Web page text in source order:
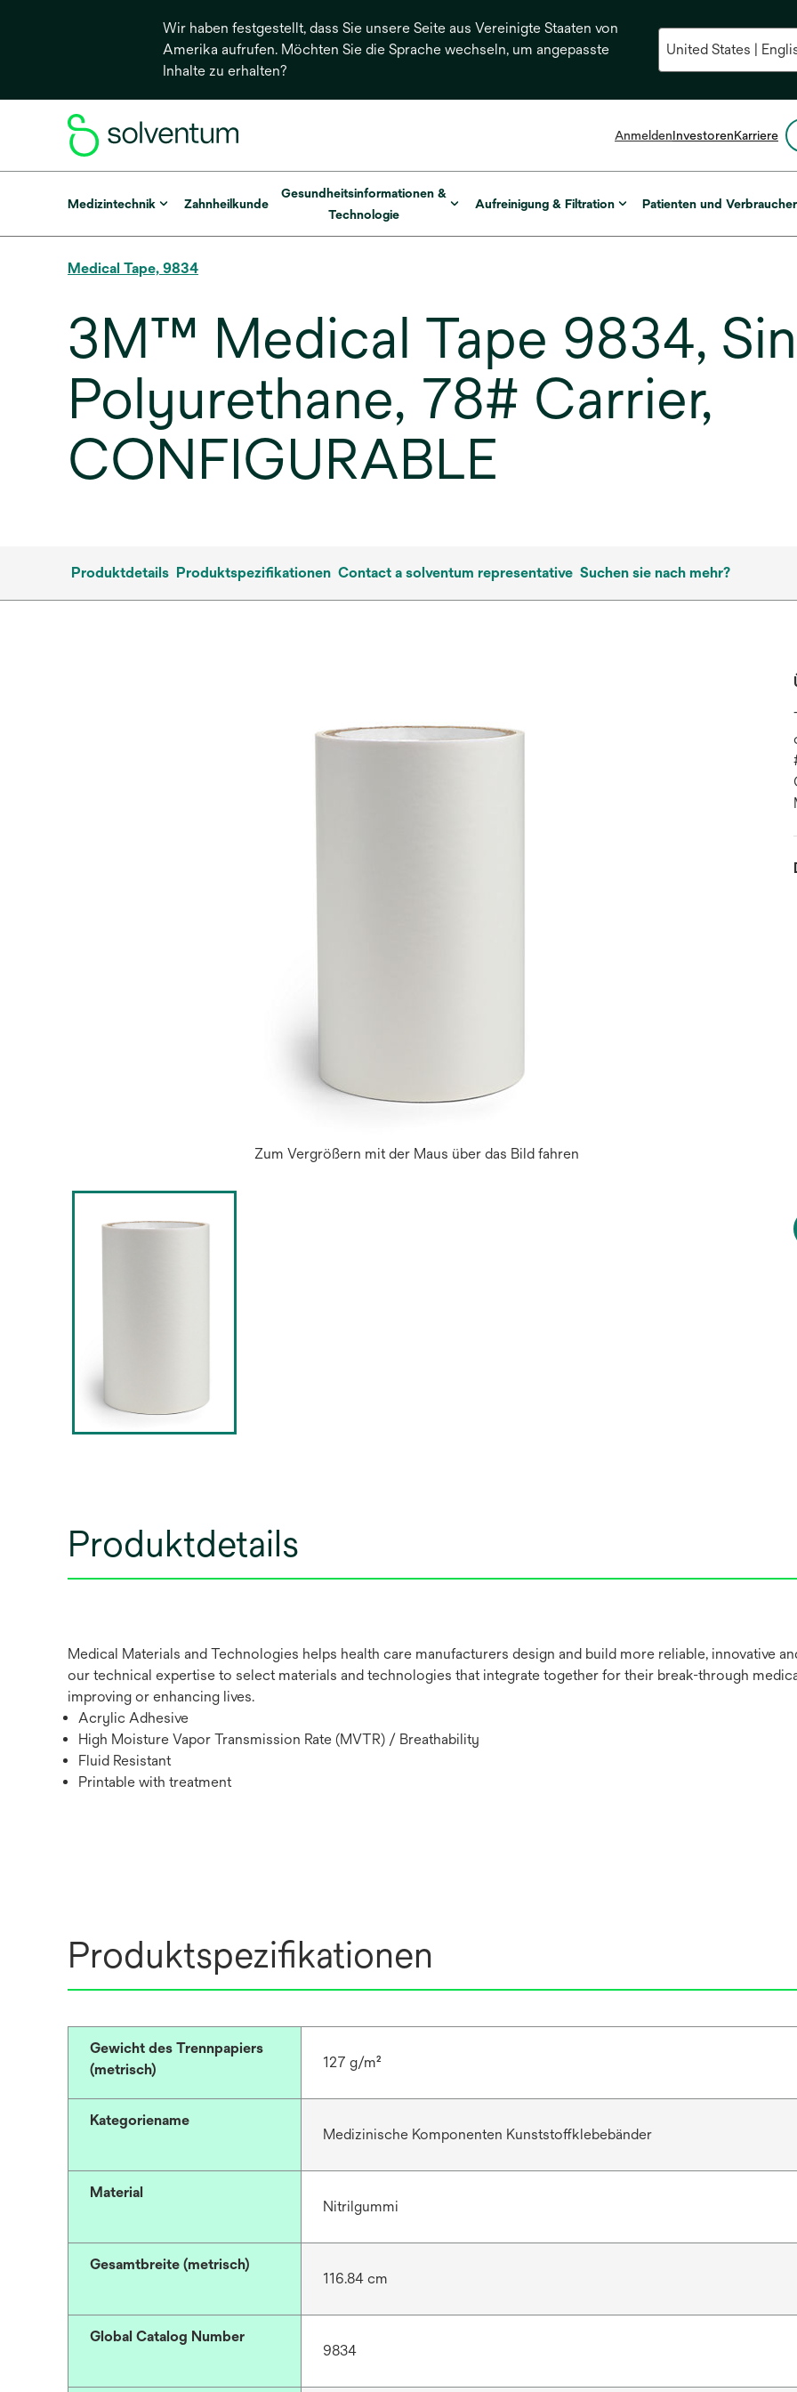
Wir haben festgestellt, dass Sie unsere Seite aus Vereinigte Staaten von
Amerika aufrufen. Möchten Sie die Sprache wechseln, um angepasste
Inhalte zu erhalten?
AnmeldenInvestorenKarriere
Medizintechnik Zahnheilkunde
Gesundheitsinformationen &
Technologie
Aufreinigung & Filtration Patienten und Verbraucher
Medical Tape, 9834
3M™ Medical Tape 9834,
Polyurethane, 78# Carrier,
CONFIGURABLE
Produktdetails Produktspezifikationen Contact a solventum representative Suchen sie nach mehr?
Zum Vergrößern mit der Maus über das Bild fahren
Produktdetails
Medical Materials and Technologies helps health care manufacturers design and build more reliable, innovative
our technical expertise to select materials and technologies that integrate together for their break-through
improving or enhancing lives.
Acrylic Adhesive
High Moisture Vapor Transmission Rate (MVTR) / Breathability
Fluid Resistant
Printable with treatment
Produktspezifikationen
Gewicht des Trennpapiers
(metrisch)
127 g/m²
Kategoriename
Medizinische Komponenten Kunststoffklebebänder
Material
Nitrilgummi
Gesamtbreite (metrisch)
116.84 cm
Global Catalog Number
9834